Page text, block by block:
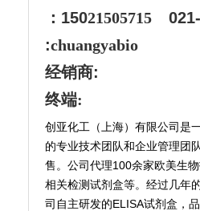
：15021505715
021-
:chuangyabio
经销商:
终端:
创亚化工（上海）有限公司是
的专业技术团队和企业管理团
售。公司代理100余家欧美生
相关检测试剂盒等。经过几年
司自主研发的ELISA试剂盒，